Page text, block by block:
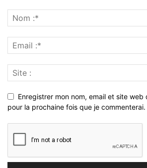
Enregistrer mon nom, email et site
pour la prochaine fois que je commenterai.